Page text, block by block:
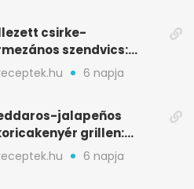
csirke-
szendvics:
csirke, olvadó sajt
6 napja
jalapeños
grillen:
alj, puha belső
6 napja